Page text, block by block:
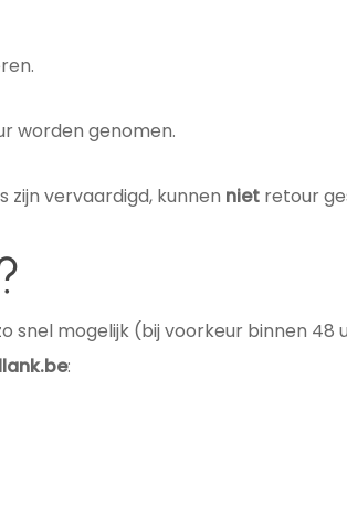
worden genomen.
vervaardigd, kunnen nietretour
snel mogelijk (bij voorkeur binnen
: